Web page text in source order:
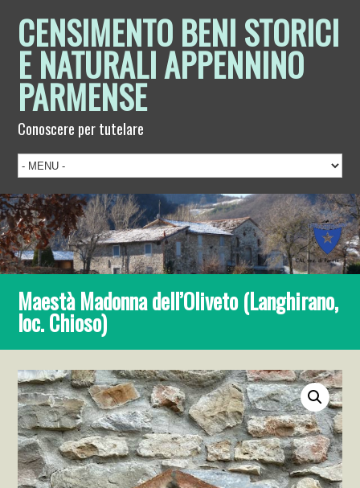
CENSIMENTO BENI STORICI
E NATURALI APPENNINO
PARMENSE
Conoscere per tutelare
Maestà Madonna dell’Oliveto (Langhirano,
loc. Chioso)